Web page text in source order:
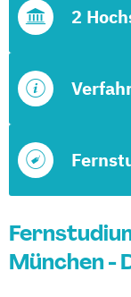
2
München -